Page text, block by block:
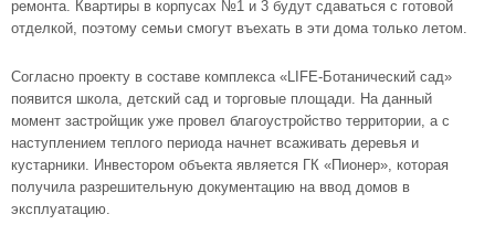
ремонта. Квартиры в корпусах №1 и 3 будут сдаваться с готовой
отделкой, поэтому семьи смогут въехать в эти дома только летом.
Согласно проекту в составе комплекса «LIFE-Ботанический сад»
появится школа, детский сад и торговые площади. На данный
момент застройщик уже провел благоустройство территории, а с
наступлением теплого периода начнет всаживать деревья и
кустарники. Инвестором объекта является ГК «Пионер», которая
получила разрешительную документацию на ввод домов в
эксплуатацию.